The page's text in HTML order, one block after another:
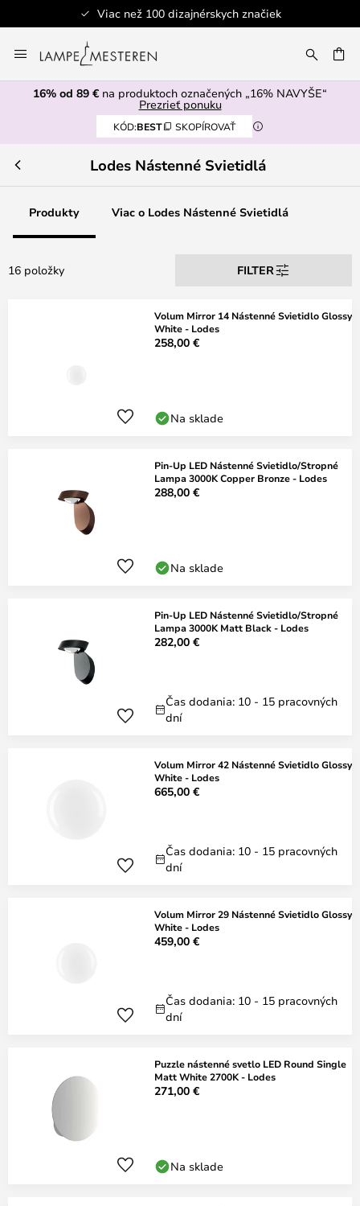
Viac než 100 dizajnérskych značiek
to
Content
16% od 89 € na produktoch označených „16% NAVYŠE“
Prezrieť ponuku
KÓD:BEST SKOPÍROVAŤ
Lodes Nástenné Svietidlá
Produkty Viac o Lodes Nástenné Svietidlá
16 položky FILTER
Volum Mirror 14 Nástenné Svietidlo Glossy
White - Lodes
258,00 €
Na sklade
Pin-Up LED Nástenné Svietidlo/Stropné
Lampa 3000K Copper Bronze - Lodes
288,00 €
Na sklade
Pin-Up LED Nástenné Svietidlo/Stropné
Lampa 3000K Matt Black - Lodes
282,00 €
Čas dodania: 10 - 15 pracovných
dní
Volum Mirror 42 Nástenné Svietidlo Glossy
White - Lodes
665,00 €
Čas dodania: 10 - 15 pracovných
dní
Volum Mirror 29 Nástenné Svietidlo Glossy
White - Lodes
459,00 €
Čas dodania: 10 - 15 pracovných
dní
Puzzle nástenné svetlo LED Round Single
Matt White 2700K - Lodes
271,00 €
Na sklade